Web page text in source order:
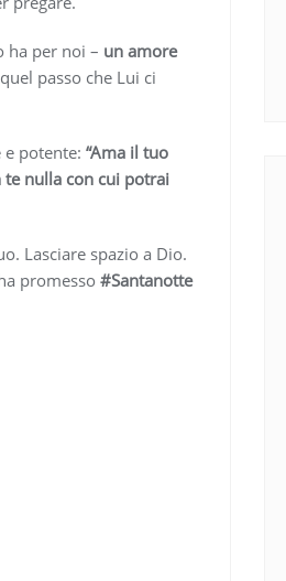
ha per noi – un amore
passo che Lui ci
e potente: “Ama il tuo
nulla con cui potrai
Lasciare spazio a Dio.
promesso #Santanotte